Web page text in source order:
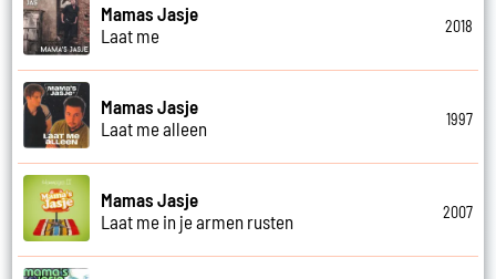
Mamas Jasje
Laat me
2018
Mamas Jasje
Laat me alleen
1997
Mamas Jasje
Laat me in je armen rusten
2007